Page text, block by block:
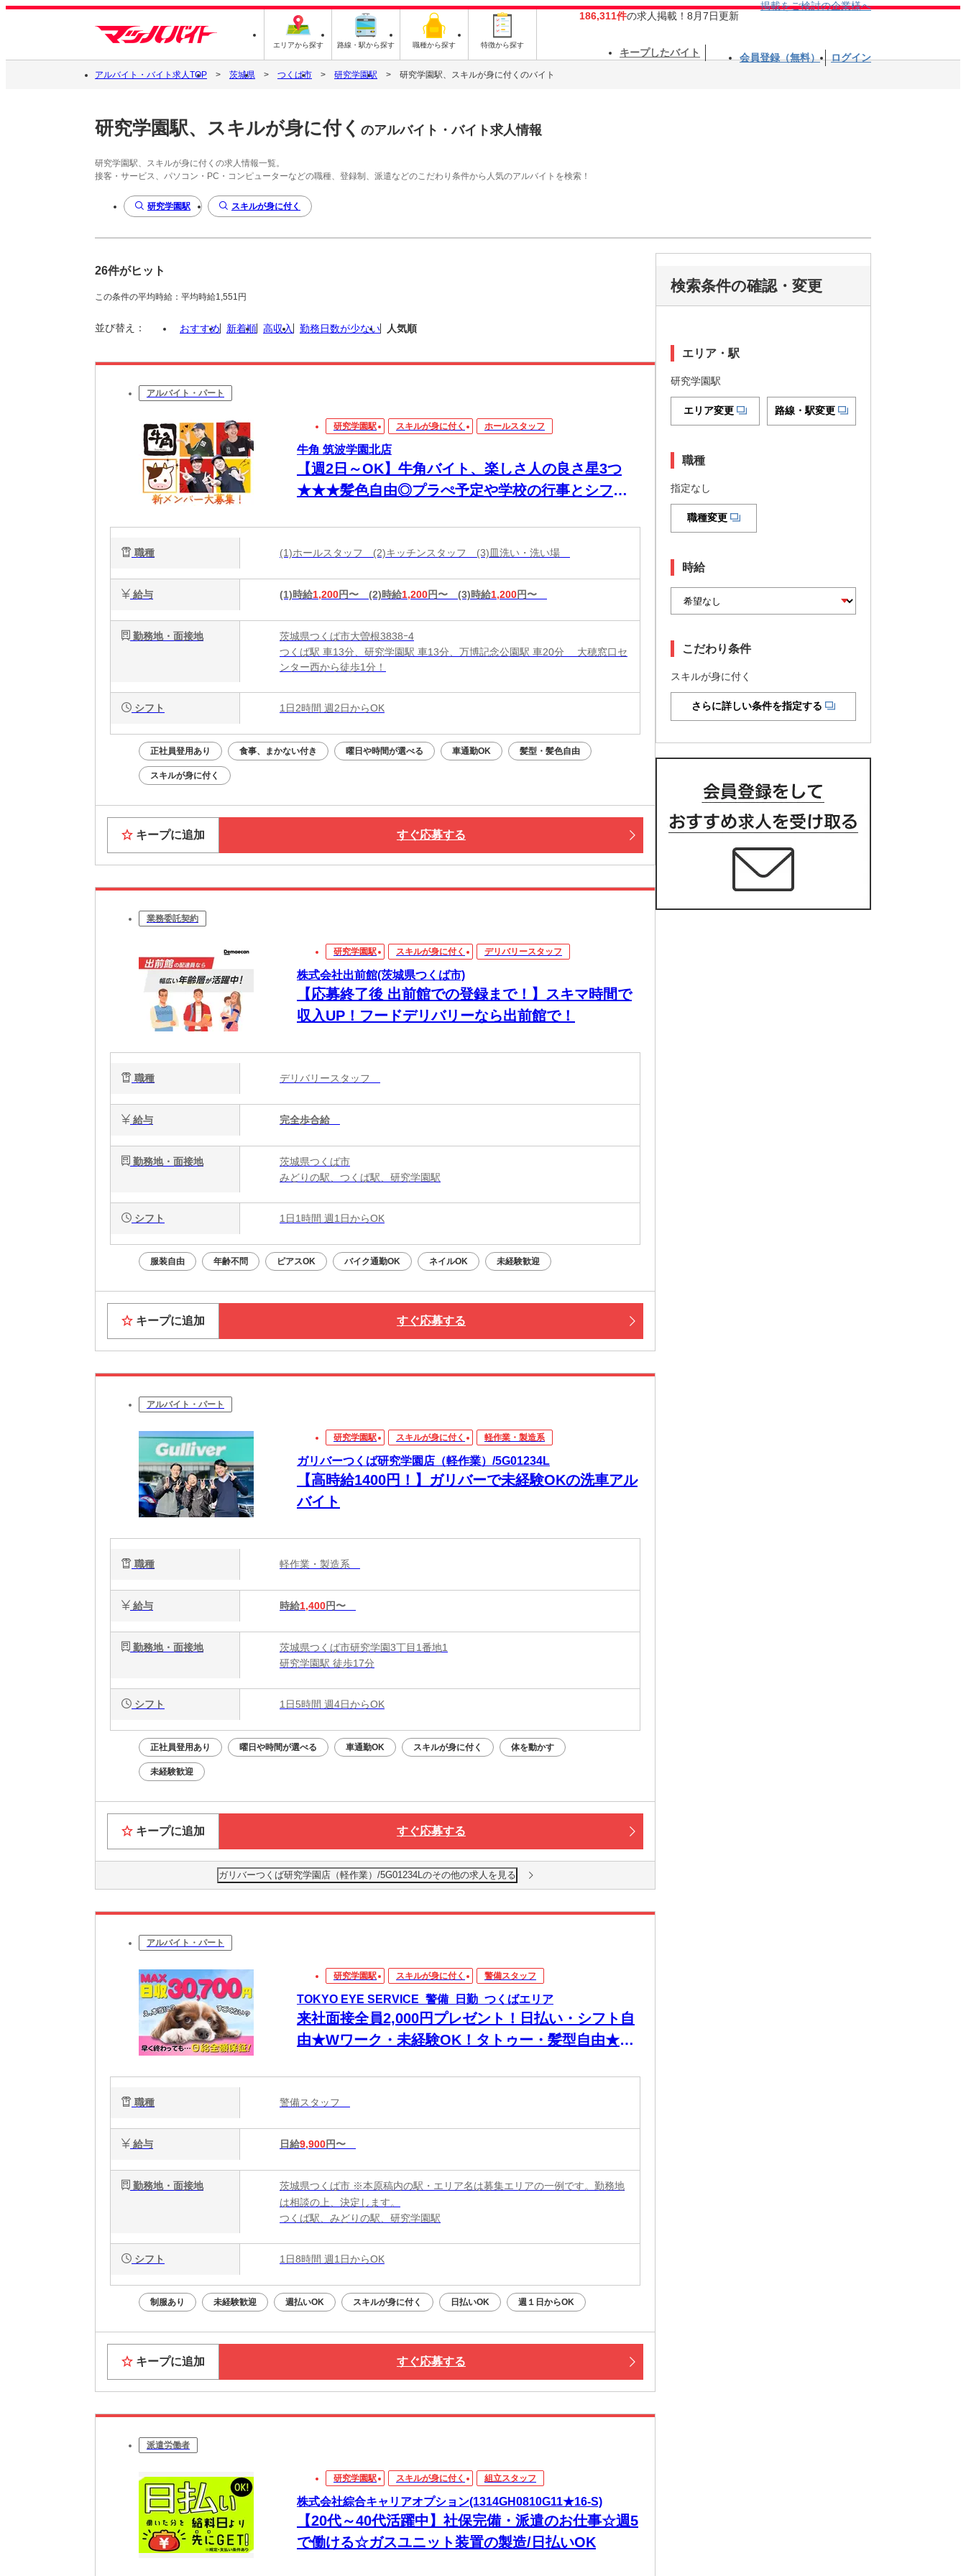
エリアから探す 路線・駅から探す 職種から探す 特徴から探す
186,311件の求人掲載！8月7日更新
掲載をご検討の企業様へ
キープしたバイト 会員登録（無料） ログイン
アルバイト・バイト求人TOP 茨城県 つくば市 研究学園駅 研究学園駅、スキルが身に付くのバイト
研究学園駅、スキルが身に付く のアルバイト・バイト求人情報
研究学園駅、スキルが身に付くの求人情報一覧。
接客・サービス、パソコン・PC・コンピューターなどの職種、登録制、派遣などのこだわり条件から人気のアルバイトを検索！
研究学園駅 スキルが身に付く
26件がヒット
この条件の平均時給：平均時給1,551円
並び替え： おすすめ 新着順 高収入 勤務日数が少ない 人気順
アルバイト・パート
研究学園駅 スキルが身に付く ホールスタッフ
牛角 筑波学園北店
【週2日～OK】牛角バイト、楽しさ人の良さ星3つ
★★★髪色自由◎プラぺ予定や学校の行事とシフト
職種 (1)ホールスタッフ (2)キッチンスタッフ (3)皿洗い・洗い場
給与 (1)時給1,200円〜 (2)時給1,200円〜 (3)時給1,200円〜
勤務地・面接地
茨城県つくば市大曽根3838ｰ4
つくば駅 車13分、研究学園駅 車13分、万博記念公園駅 車20分 大穂窓口セ
ンター西から徒歩1分！
シフト 1日2時間 週2日からOK
正社員登用あり 食事、まかない付き 曜日や時間が選べる 車通勤OK 髪型・髪色自由
スキルが身に付く
キープに追加 すぐ応募する
業務委託契約
研究学園駅 スキルが身に付く デリバリースタッフ
株式会社出前館(茨城県つくば市)
【応募終了後 出前館での登録まで！】スキマ時間で
収入UP！フードデリバリーなら出前館で！
職種 デリバリースタッフ
給与 完全歩合給
勤務地・面接地
茨城県つくば市
みどりの駅、つくば駅、研究学園駅
シフト 1日1時間 週1日からOK
服装自由 年齢不問 ピアスOK バイク通勤OK ネイルOK 未経験歓迎
キープに追加 すぐ応募する
アルバイト・パート
研究学園駅 スキルが身に付く 軽作業・製造系
ガリバーつくば研究学園店（軽作業）/5G01234L
【高時給1400円！】ガリバーで未経験OKの洗車アル
バイト
職種 軽作業・製造系
給与 時給1,400円〜
勤務地・面接地
茨城県つくば市研究学園3丁目1番地1
研究学園駅 徒歩17分
シフト 1日5時間 週4日からOK
正社員登用あり 曜日や時間が選べる 車通勤OK スキルが身に付く 体を動かす
未経験歓迎
キープに追加 すぐ応募する
ガリバーつくば研究学園店（軽作業）/5G01234Lのその他の求人を見る
アルバイト・パート
研究学園駅 スキルが身に付く 警備スタッフ
TOKYO EYE SERVICE_警備_日勤_つくばエリア
来社面接全員2,000円プレゼント！日払い・シフト自
由★Wワーク・未経験OK！タトゥー・髪型自由★現
トも！
職種 警備スタッフ
給与 日給9,900円〜
勤務地・面接地
茨城県つくば市 ※本原稿内の駅・エリア名は募集エリアの一例です。勤務地
は相談の上、決定します。
つくば駅、みどりの駅、研究学園駅
シフト 1日8時間 週1日からOK
制服あり 未経験歓迎 週払いOK スキルが身に付く 日払いOK 週１日からOK
キープに追加 すぐ応募する
派遣労働者
研究学園駅 スキルが身に付く 組立スタッフ
株式会社綜合キャリアオプション(1314GH0810G11★16-S)
【20代～40代活躍中】社保完備・派遣のお仕事☆週5
で働ける☆ガスユニット装置の製造/日払いOK
検索条件の確認・変更
エリア・駅
研究学園駅
エリア変更 路線・駅変更
職種
指定なし
職種変更
時給
こだわり条件
スキルが身に付く
さらに詳しい条件を指定する